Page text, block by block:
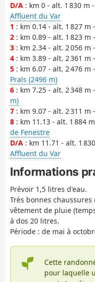
D/A : km 0 - alt. 1 830 m
Affluent du Var
1 : km 0.14 - alt. 1 827 m
2 : km 0.89 - alt. 1 823 m
3 : km 2.34 - alt. 2 056 m
4 : km 3.89 - alt. 2 361 m
5 : km 6.07 - alt. 2 476 m
Prals (2496 m)
6 : km 7.25 - alt. 2 348 m
m)
7 : km 9.07 - alt. 2 311 m
8 : km 11.13 - alt. 1 884
de Fenestre
D/A : km 11.71 - alt. 1
Affluent du Var
Informations
Prévoir 1,5 litres d'eau.
Très bonnes
vêtement de pluie
à dos 20 litres.
Période : de mai à
Cette
pour laquelle